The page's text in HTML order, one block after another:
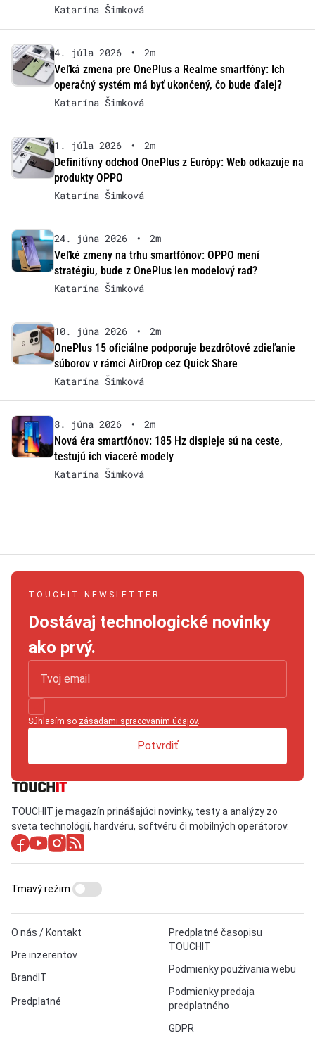
Katarína Šimková
4. júla 2026 •
2m
Veľká zmena pre OnePlus a Realme smartfóny: Ich
operačný systém má byť ukončený, čo bude ďalej?
Katarína Šimková
1. júla 2026 •
2m
Definitívny odchod OnePlus z Európy: Web odkazuje na
produkty OPPO
Katarína Šimková
24. júna 2026 •
2m
Veľké zmeny na trhu smartfónov: OPPO mení
stratégiu, bude z OnePlus len modelový rad?
Katarína Šimková
10. júna 2026 •
2m
OnePlus 15 oficiálne podporuje bezdrôtové zdieľanie
súborov v rámci AirDrop cez Quick Share
Katarína Šimková
8. júna 2026 •
2m
Nová éra smartfónov: 185 Hz displeje sú na ceste,
testujú ich viaceré modely
Katarína Šimková
TOUCHIT NEWSLETTER
Dostávaj technologické novinky
ako prvý.
Súhlasím so zásadami spracovaním údajov.
Potvrdiť
TOUCHIT je magazín prinášajúci novinky, testy a analýzy zo
sveta technológií, hardvéru, softvéru či mobilných operátorov.
O nás / Kontakt
Pre inzerentov
BrandIT
Predplatné
Predplatné časopisu
TOUCHIT
Podmienky používania webu
Podmienky predaja
predplatného
GDPR
Tmavý režim